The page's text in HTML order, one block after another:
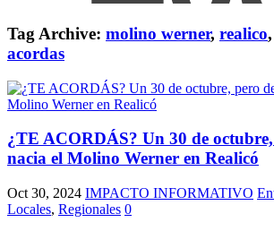
Tag Archive: molino werner, realico,
acordas
¿TE ACORDÁS? Un 30 de
nacia el Molino Werner en Realicó
Oct 30, 2024 IMPACTO INFORMATIVO
Locales, Regionales 0